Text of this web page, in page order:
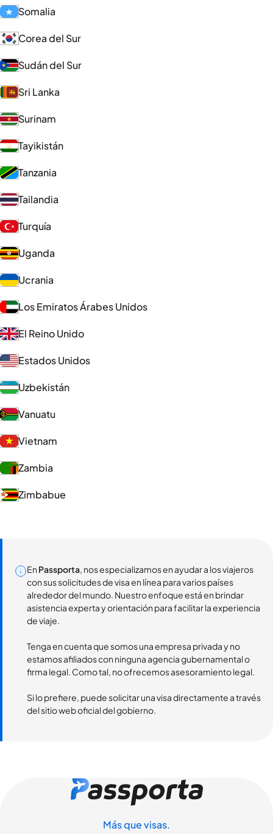
Somalia
Corea del Sur
Sudán del Sur
Sri Lanka
Surinam
Tayikistán
Tanzania
Tailandia
Turquía
Uganda
Ucrania
Los Emiratos Árabes Unidos
El Reino Unido
Estados Unidos
Uzbekistán
Vanuatu
Vietnam
Zambia
Zimbabue
En Passporta, nos especializamos en ayudar a los viajeros
con sus solicitudes de visa en línea para varios países
alrededor del mundo. Nuestro enfoque está en brindar
asistencia experta y orientación para facilitar la experiencia
de viaje.
Tenga en cuenta que somos una empresa privada y no
estamos afiliados con ninguna agencia gubernamental o
firma legal. Como tal, no ofrecemos asesoramiento legal.
Si lo prefiere, puede solicitar una visa directamente a través
del sitio web oficial del gobierno.
Más que visas.